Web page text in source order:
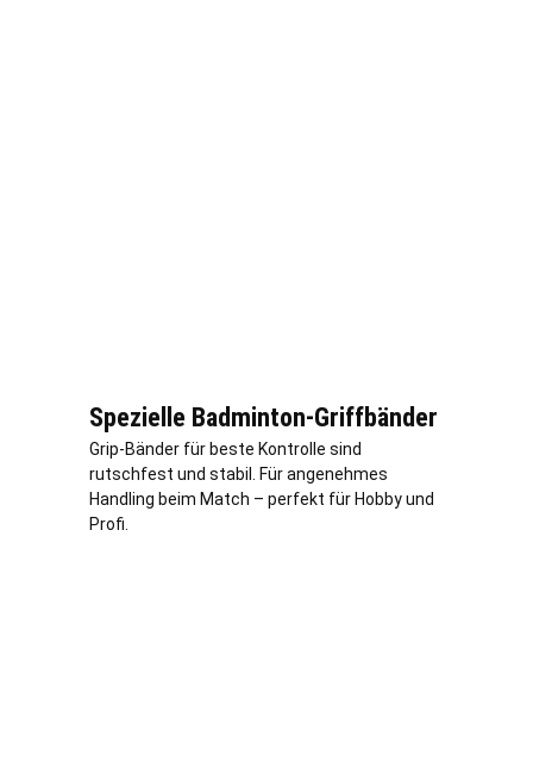
Spezielle Badminton-Griffbänder
Grip-Bänder für beste Kontrolle sind
rutschfest und stabil. Für angenehmes
Handling beim Match – perfekt für Hobby und
Profi.